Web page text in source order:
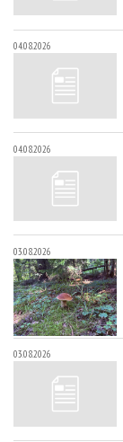
04.08.2026
04.08.2026
03.08.2026
03.08.2026